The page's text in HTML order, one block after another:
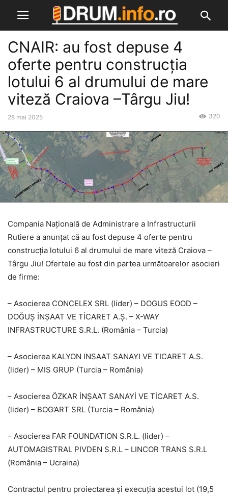
CNAIR: au fost depuse 4
oferte pentru construcția
lotului 6 al drumului de mare
viteză Craiova –Târgu Jiu!
28 mai 2025 320
Compania Națională de Administrare a Infrastructurii
Rutiere a anunțat că au fost depuse 4 oferte pentru
construcția lotului 6 al drumului de mare viteză Craiova –
Târgu Jiu! Ofertele au fost din partea următoarelor asocieri
de firme:
– Asocierea CONCELEX SRL (lider) – DOGUS EOOD –
DOĞUŞ İNŞAAT VE TİCARET A.Ş. – X-WAY
INFRASTRUCTURE S.R.L. (România – Turcia)
– Asocierea KALYON INSAAT SANAYI VE TICARET A.S.
(lider) – MIS GRUP (Turcia – România)
– Asocierea ÖZKAR İNŞAAT SANAYİ VE TİCARET A.S.
(lider) – BOG’ART SRL (Turcia – România)
– Asocierea FAR FOUNDATION S.R.L. (lider) –
AUTOMAGISTRAL PIVDEN S.R.L – LINCOR TRANS S.R.L
(România – Ucraina)
Contractul pentru proiectarea și execuția acestui lot (19,5